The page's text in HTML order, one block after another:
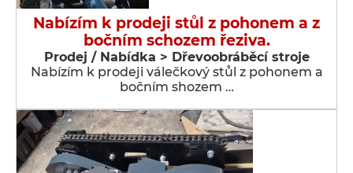
Nabízím k prodeji stůl z pohonem a z
bočním schozem řeziva.
Prodej / Nabídka > Dřevoobráběcí stroje
Nabízím k prodeji válečkový stůl z pohonem a
bočním shozem …